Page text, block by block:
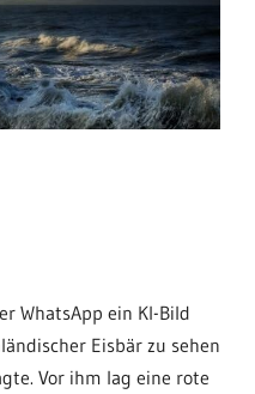
WhatsApp ein KI-Bild
Eisbär zu sehen
Vor ihm lag eine rote